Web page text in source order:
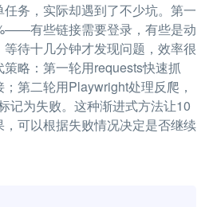
务，实际却遇到了不少坑。第一
有些链接需要登录，有些是动
待十几分钟才发现问题，效率很
略：第一轮用requests快速抓
第二轮用Playwright处理反爬，
记为失败。这种渐进式方法让10
可以根据失败情况决定是否继续